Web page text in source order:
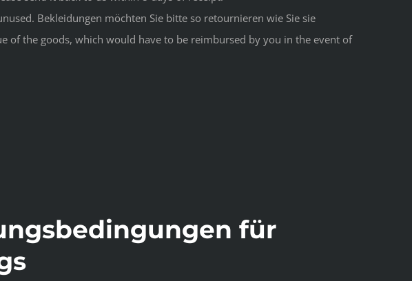
Bekleidungen möchten Sie bitte so retournieren wie Sie sie
of the goods, which would have to be reimbursed by you in the event of
für